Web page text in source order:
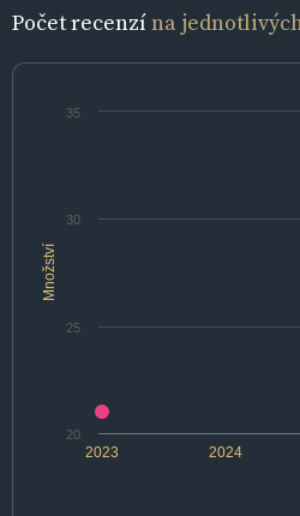
Počet recenzína
Množství
2024
2023
20
30
25
35